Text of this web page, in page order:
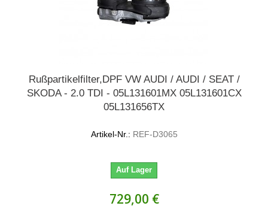
Rußpartikelfilter,DPF VW AUDI / AUDI / SEAT /
SKODA - 2.0 TDI - 05L131601MX 05L131601CX
05L131656TX
Artikel-Nr.: REF-D3065
Auf Lager
729,00 €